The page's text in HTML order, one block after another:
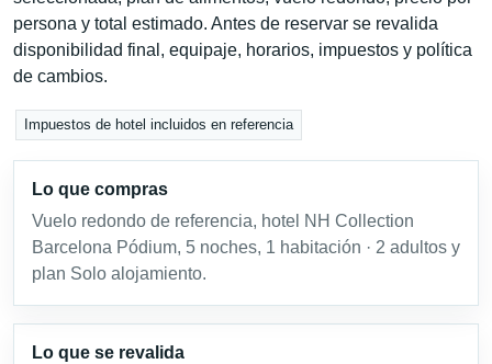
persona y total estimado. Antes de reservar se revalida
disponibilidad final, equipaje, horarios, impuestos y política
de cambios.
Impuestos de hotel incluidos en referencia
Lo que compras
Vuelo redondo de referencia, hotel NH Collection
Barcelona Pódium, 5 noches, 1 habitación · 2 adultos y
plan Solo alojamiento.
Lo que se revalida